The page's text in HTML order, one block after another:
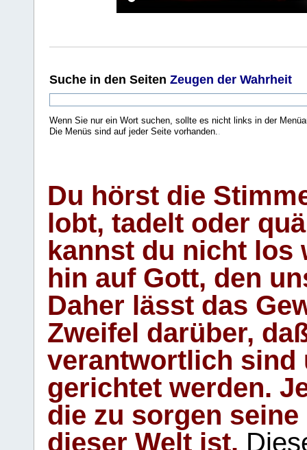
Suche in den Seiten Zeugen der Wahrheit
Wenn Sie nur ein Wort suchen, sollte es nicht links in der
Die Menüs sind auf jeder Seite vorhanden..
Du hörst die
lobt, tadelt oder
kannst du nicht los
hin auf Gott, den
Daher lässt das
Zweifel darüber,
verantwortlich sind
gerichtet werden.
die zu sorgen
dieser Welt ist.